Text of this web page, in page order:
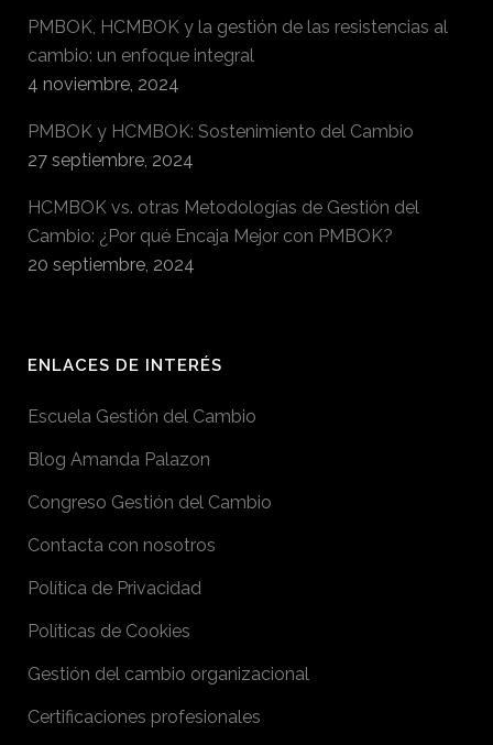
PMBOK, HCMBOK y la gestión de las resistencias al
cambio: un enfoque integral
4 noviembre, 2024
PMBOK y HCMBOK: Sostenimiento del Cambio
27 septiembre, 2024
HCMBOK vs. otras Metodologías de Gestión del
Cambio: ¿Por qué Encaja Mejor con PMBOK?
20 septiembre, 2024
ENLACES DE INTERÉS
Escuela Gestión del Cambio
Blog Amanda Palazon
Congreso Gestión del Cambio
Contacta con nosotros
Política de Privacidad
Políticas de Cookies
Gestión del cambio organizacional
Certificaciones profesionales